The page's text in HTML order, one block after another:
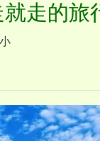
就走的旅
小